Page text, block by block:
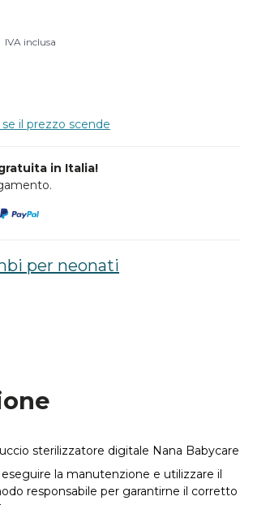
IVA inclusa
il prezzo scende
in Italia!
per neonati
sterilizzatore digitale Nana Babycare
la manutenzione e utilizzare il
responsabile per garantirne il corretto